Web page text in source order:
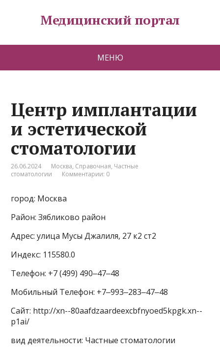
Медицинский портал
МЕНЮ
Центр имплантации
и эстетической
стоматологии
26.06.2024 Москва, Справочная, Частные
стоматологии
Комментарии: 0
город: Москва
Район: Зябликово район
Адрес: улица Мусы Джалиля, 27 к2 ст2
Индекс: 115580.0
Телефон: +7 (499) 490‒47‒48
Мобильный Телефон: +7‒993‒283‒47‒48
Сайт: http://xn--80aafdzaardeexcbfnyoed5kpgk.xn--
p1ai/
вид деятельности: Частные стоматологии